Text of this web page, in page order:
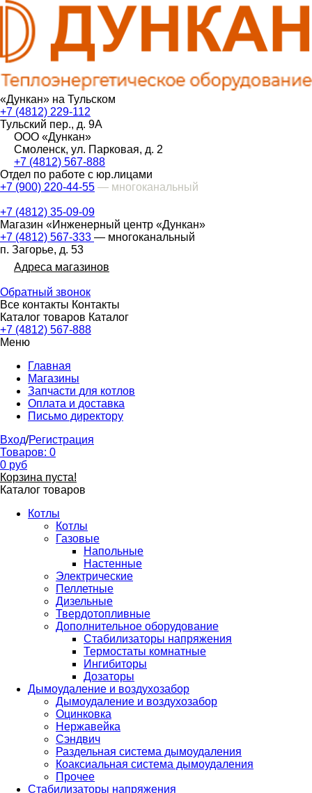
«Дункан» на Тульском
+7 (4812) 229-112
Тульский пер., д. 9А
ООО «Дункан»
Смоленск, ул. Парковая, д. 2
+7 (4812) 567-888
Отдел по работе с юр.лицами
+7 (900) 220-44-55 — многоканальный
+7 (4812) 35-09-09
Магазин «Инженерный центр «Дункан»
+7 (4812) 567-333 — многоканальный
п. Загорье, д. 53
Адреса магазинов
Обратный звонок
Все контакты Контакты
Каталог товаров Каталог
+7 (4812) 567-888
Меню
Главная
Магазины
Запчасти для котлов
Оплата и доставка
Письмо директору
Вход/Регистрация
Товаров: 0
0 руб
Корзина пуста!
Каталог товаров
Котлы
Котлы
Газовые
Напольные
Настенные
Электрические
Пеллетные
Дизельные
Твердотопливные
Дополнительное оборудование
Стабилизаторы напряжения
Термостаты комнатные
Ингибиторы
Дозаторы
Дымоудаление и воздухозабор
Дымоудаление и воздухозабор
Оцинковка
Нержавейка
Сэндвич
Раздельная система дымоудаления
Коаксиальная система дымоудаления
Прочее
Стабилизаторы напряжения